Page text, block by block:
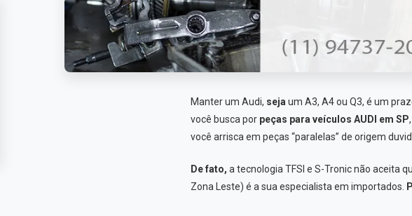
Manter um Audi, seja um A3, A4 ou Q3, é um
você busca por peças para veículos AUDI em SP
você arrisca em peças “paralelas” de origem
De fato, a tecnologia TFSI e S-Tronic não aceita
Zona Leste) é a sua especialista em importados.